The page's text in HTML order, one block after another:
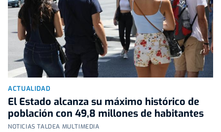
ACTUALIDAD
El Estado alcanza su máximo histórico de
población con 49,8 millones de habitantes
NOTICIAS TALDEA MULTIMEDIA